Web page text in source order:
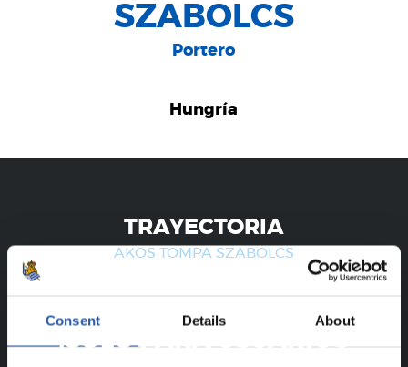
Consent Details About
SZABOLCS
Portero
Hungría
TRAYECTORIA
AKOS TOMPA SZABOLCS
¡SOLO PARA USUARIOS